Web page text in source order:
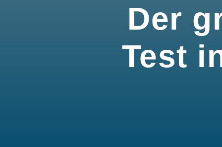
Der
Test